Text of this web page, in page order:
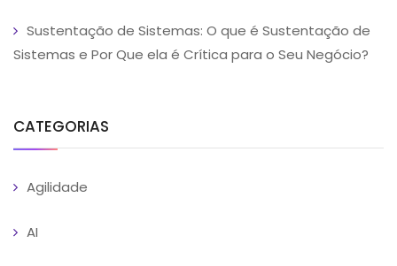
Sustentação de Sistemas: O que é Sustentação de
Sistemas e Por Que ela é Crítica para o Seu Negócio?
CATEGORIAS
Agilidade
AI